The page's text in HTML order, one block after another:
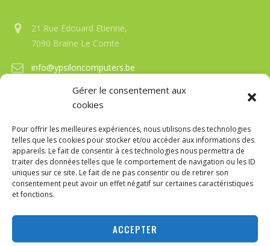
Gérer le consentement aux
cookies
Pour offrir les meilleures expériences, nous utilisons des technologies
telles que les cookies pour stocker et/ou accéder aux informations des
appareils. Le fait de consentir à ces technologies nous permettra de
traiter des données telles que le comportement de navigation ou les ID
uniques sur ce site. Le fait de ne pas consentir ou de retirer son
consentement peut avoir un effet négatif sur certaines caractéristiques
et fonctions.
ACCEPTER
21 Rue Edouard Etienne,
7090 Braine Le Comte
info@ypsiloncomputers.be
+32 (0)67-21-33-12
. All rights reserved.
About Us
Services Privacy Politique de cookies (UE)